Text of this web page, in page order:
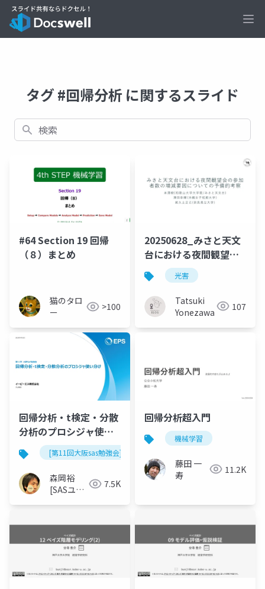
タグ #回帰分析 に関するスライド
検索
#64 Section 19 回帰
（８）まとめ
猫のタロ
ー
>100
20250628_みさと天文
台における夜間観望会
の参加者数の増減要因
についての予備的考察
光害
Tatsuki
Yonezawa
107
回帰分析・t検定・分散
分析のプロシジャ使い
分け
[第11回大阪sas勉強会]
森岡裕
[SASユー
7.5K
回帰分析超入門
機械学習
藤田 一
寿
11.2K